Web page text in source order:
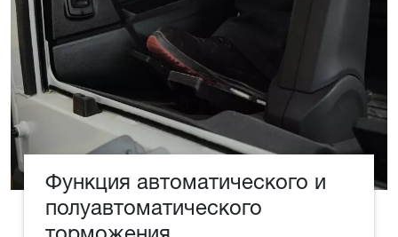
Функция автоматического и
полуавтоматического